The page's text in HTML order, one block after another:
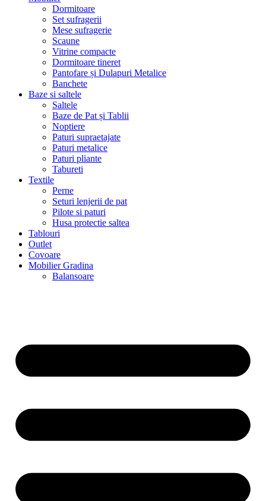
Dormitoare
Set sufragerii
Mese sufragerie
Scaune
Vitrine compacte
Dormitoare tineret
Pantofare și Dulapuri Metalice
Banchete
Baze si saltele
Saltele
Baze de Pat și Tablii
Noptiere
Paturi supraetajate
Paturi metalice
Paturi pliante
Tabureti
Textile
Perne
Seturi lenjerii de pat
Pilote si paturi
Husa protectie saltea
Tablouri
Outlet
Covoare
Mobilier Gradina
Balansoare